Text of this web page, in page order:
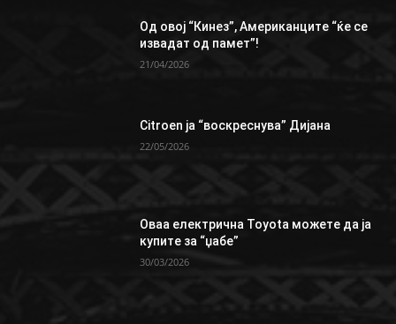
Од овој “Кинез”, Aмериканците “ќе се
извадат од памет”!
21/04/2026
Citroen ја “воскреснува” Дијана
22/05/2026
Oваа електрична Toyota можете да ја
купите за “џабе”
30/03/2026